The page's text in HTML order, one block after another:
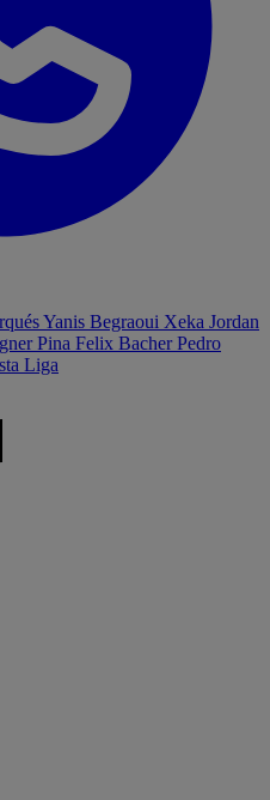
Yanis Begraoui Xeka Jordan
Pina Felix BacherPedro
Liga